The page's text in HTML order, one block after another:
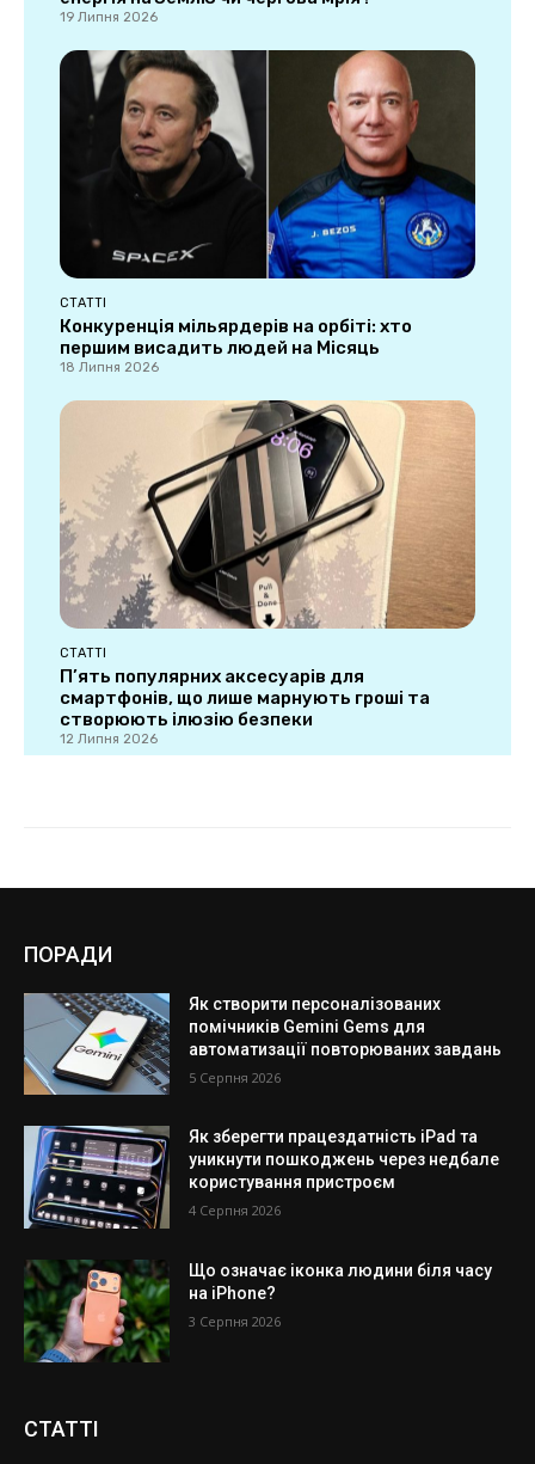
ПОРАДИ
Як створити персоналізованих
помічників Gemini Gems для
автоматизації повторюваних завдань
5 Серпня 2026
Як зберегти працездатність iPad та
уникнути пошкоджень через недбале
користування пристроєм
4 Серпня 2026
Що означає іконка людини біля часу
на iPhone?
3 Серпня 2026
СТАТТІ